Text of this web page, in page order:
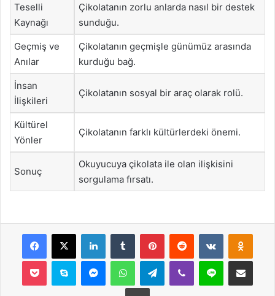
Teselli
Kaynağı
Çikolatanın zorlu anlarda nasıl bir destek
sunduğu.
Geçmiş ve
Anılar
Çikolatanın geçmişle günümüz arasında
kurduğu bağ.
İnsan
İlişkileri
Çikolatanın sosyal bir araç olarak rolü.
Kültürel
Yönler
Çikolatanın farklı kültürlerdeki önemi.
Sonuç
Okuyucuya çikolata ile olan ilişkisini
sorgulama fırsatı.
Facebook
X LinkedInTumblr PinterestReddit VKontakte
Pocket Skype MessengerWhatsAppTelegramViber Line E-Posta ile
Yazdır